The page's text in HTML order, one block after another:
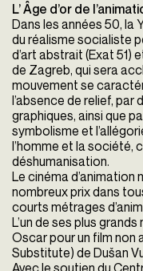
L’ Âge d’or de
Dans les années 50, la
du réalisme socialiste
d’art abstrait (Exat 51)
de Zagreb, qui sera
mouvement se
l’absence de relief,
graphiques, ainsi que
symbolisme et
l’homme et la société,
déshumanisation.
Le cinéma
nombreux prix dans
courts métrages
L’un de ses plus
Oscar pour un film non
Substitute) de Dušan